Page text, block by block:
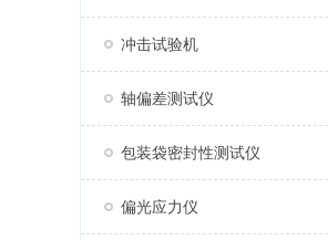
冲击试验机
轴偏差测试仪
包装袋密封性测试仪
偏光应力仪